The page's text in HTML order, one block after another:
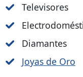
Televisores
Diamantes
Joyas de Oro